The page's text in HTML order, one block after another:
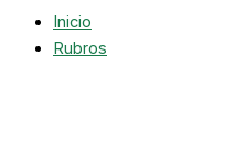
Inicio
Rubros